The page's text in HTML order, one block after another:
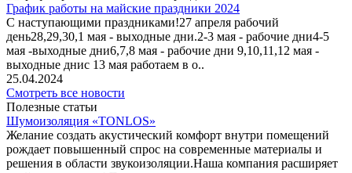
График работы на майские праздники 2024
С наступающими праздниками!27 апреля рабочий
день28,29,30,1 мая - выходные дни.2-3 мая - рабочие дни4-5
мая -выходные дни6,7,8 мая - рабочие дни 9,10,11,12 мая -
выходные днис 13 мая работаем в о..
25.04.2024
Смотреть все новости
Полезные статьи
Шумоизоляция «TONLOS»
Желание создать акустический комфорт внутри помещений
рождает повышенный спрос на современные материалы и
решения в области звукоизоляции.Наша компания расширяет